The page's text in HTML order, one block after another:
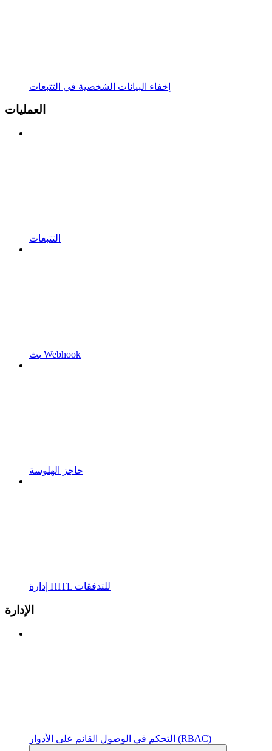
إخفاء البيانات الشخصية في التتبعات
العمليات
التتبعات
بث Webhook
حاجز الهلوسة
إدارة HITL للتدفقات
الإدارة
التحكم في الوصول القائم على الأدوار (RBAC)